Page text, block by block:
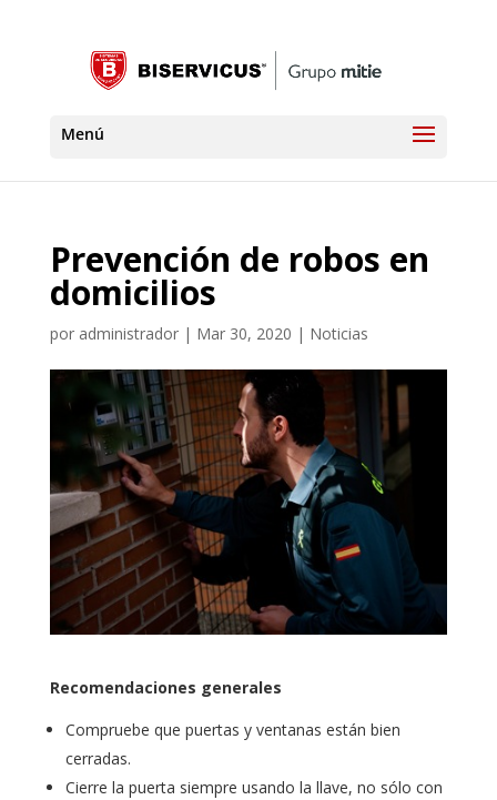
Prevención de robos en
domicilios
por administrador| Mar 30, 2020 | Noticias
Recomendaciones generales
Compruebe que puertas y ventanas están bien
cerradas.
Cierre la puerta siempre usando la llave, no sólo con